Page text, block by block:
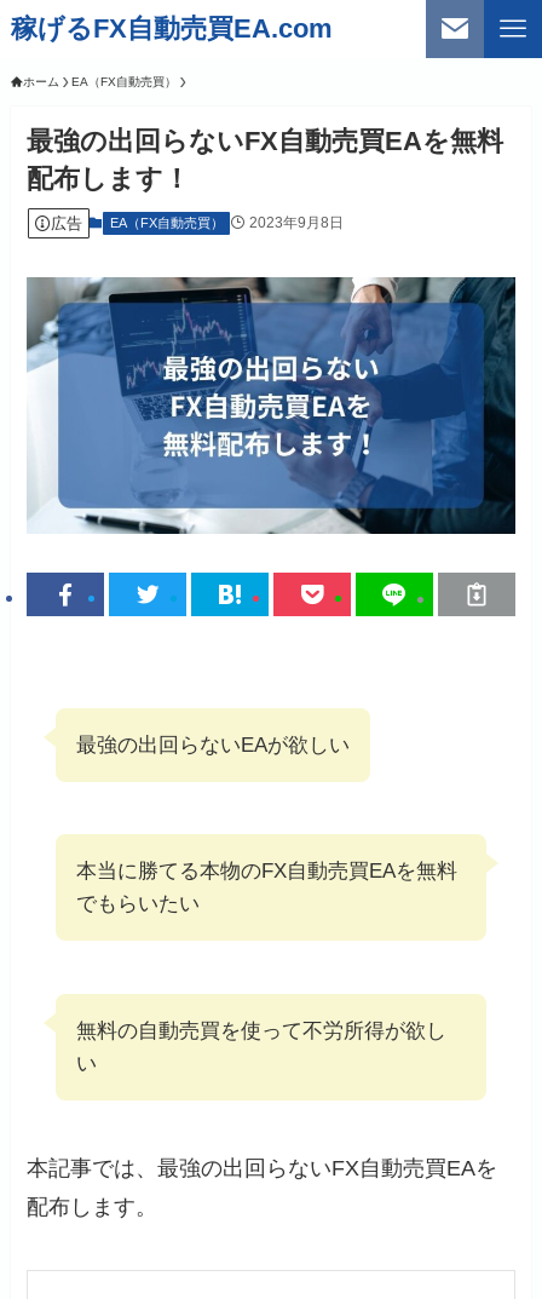
稼げるFX自動売買EA.com
ホーム EA（FX自動売買）
最強の出回らないFX自動売買EAを無料
配布します！
広告 EA（FX自動売買） 2023年9月8日
最強の出回らないEAが欲しい
本当に勝てる本物のFX自動売買EAを無料
でもらいたい
無料の自動売買を使って不労所得が欲し
い
本記事では、最強の出回らないFX自動売買EAを
配布します。